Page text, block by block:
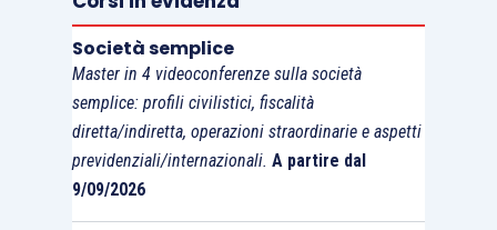
Società semplice
Master in 4 videoconferenze sulla società
semplice: profili civilistici, fiscalità
diretta/indiretta, operazioni straordinarie e aspetti
previdenziali/internazionali. A partire dal
9/09/2026